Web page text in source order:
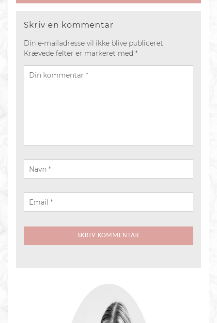
Skriv en kommentar
Din e-mailadresse vil ikke blive publiceret.
Krævede felter er markeret med *